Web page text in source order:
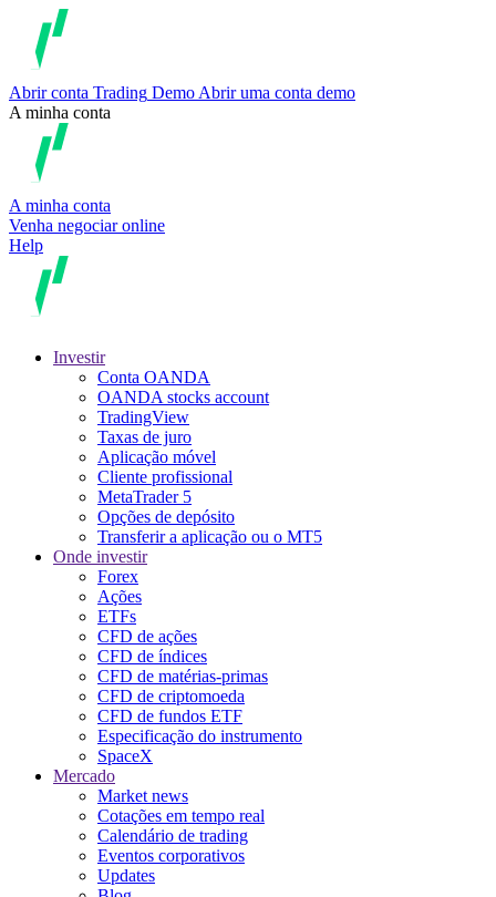
Abrir conta Trading Demo Abrir uma conta demo
A minha conta
A minha conta
Venha negociar online
Help
Investir
Conta OANDA
OANDA stocks account
TradingView
Taxas de juro
Aplicação móvel
Cliente profissional
MetaTrader 5
Opções de depósito
Transferir a aplicação ou o MT5
Onde investir
Forex
Ações
ETFs
CFD de ações
CFD de índices
CFD de matérias-primas
CFD de criptomoeda
CFD de fundos ETF
Especificação do instrumento
SpaceX
Mercado
Market news
Cotações em tempo real
Calendário de trading
Eventos corporativos
Updates